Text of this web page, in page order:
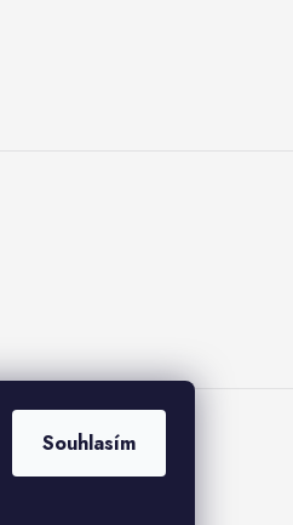
Souhlasím
cookies